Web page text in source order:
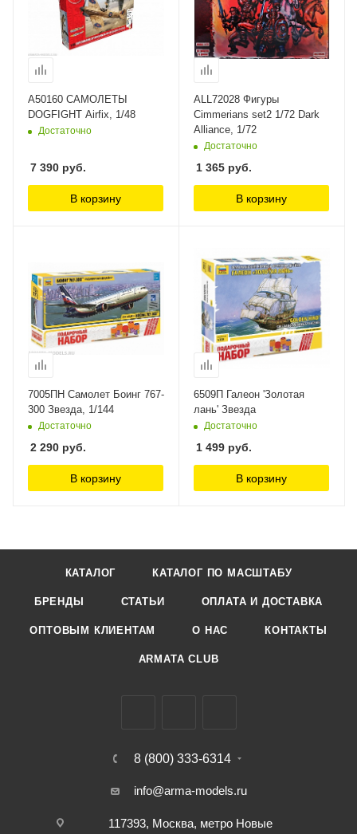
A50160 САМОЛЕТЫ
DOGFIGHT Airfix, 1/48
Достаточно
7 390 руб.
В корзину
ALL72028 Фигуры
Cimmerians set2 1/72 Dark
Alliance, 1/72
Достаточно
1 365 руб.
В корзину
7005ПН Самолет Боинг 767-
300 Звезда, 1/144
Достаточно
2 290 руб.
В корзину
6509П Галеон 'Золотая
лань' Звезда
Достаточно
1 499 руб.
В корзину
КАТАЛОГ КАТАЛОГ ПО МАСШТАБУ
БРЕНДЫ СТАТЬИ ОПЛАТА И ДОСТАВКА
ОПТОВЫМ КЛИЕНТАМ О НАС КОНТАКТЫ
ARMATA CLUB
8 (800) 333-6314
info@arma-models.ru
117393, Москва, метро Новые